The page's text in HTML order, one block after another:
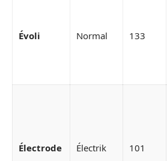
Évoli Normal 133
Électrode Électrik 101